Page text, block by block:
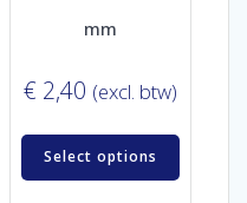
mm
€ 2,40 (excl. btw)
Select options